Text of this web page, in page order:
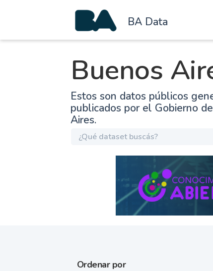
BA Data
Buenos
Estos son datos públicos
publicados por el Gobierno
Aires.
Ordenar por